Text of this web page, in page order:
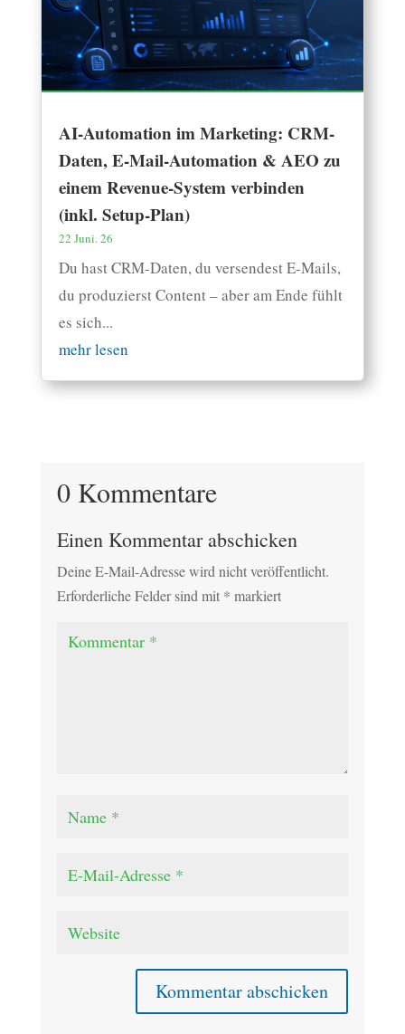
AI-Automation im Marketing: CRM-
Daten, E-Mail-Automation & AEO zu
einem Revenue-System verbinden
(inkl. Setup-Plan)
22 Juni. 26
Du hast CRM-Daten, du versendest E-Mails,
du produzierst Content – aber am Ende fühlt
es sich...
mehr lesen
0 Kommentare
Einen Kommentar abschicken
Deine E-Mail-Adresse wird nicht veröffentlicht.
Erforderliche Felder sind mit * markiert
Kommentar abschicken